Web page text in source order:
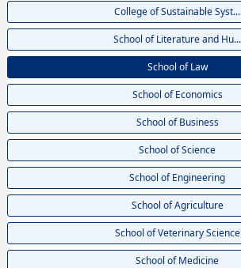
College of Sustainable Syst...
School of Literature and Hu...
School of Law
School of Economics
School of Business
School of Science
School of Engineering
School of Agriculture
School of Veterinary Science
School of Medicine